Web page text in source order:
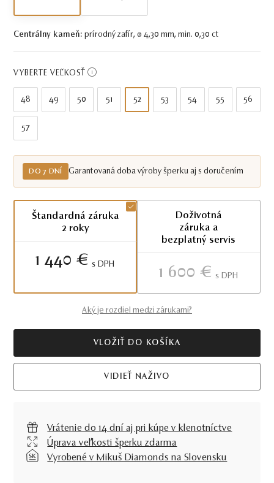
Centrálny kameň: prírodný zafír, ø 4,30 mm, min. 0,30 ct
VYBERTE VEĽKOSŤ
48 49 50 51 52 53 54 55 56
57
DO 7 DNÍ Garantovaná doba výroby šperku aj s doručením
Štandardná záruka
2 roky
1 440 € S DPH
Doživotná
záruka a
bezplatný servis
1 600 € S DPH
Aký je rozdiel medzi zárukami?
VLOŽIŤ DO KOŠÍKA
VIDIEŤ NAŽIVO
Vrátenie do 14 dní aj pri kúpe v klenotníctve
Úprava veľkosti šperku zdarma
Vyrobené v Mikuš Diamonds na Slovensku